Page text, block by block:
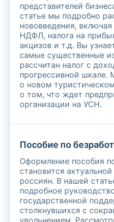
представителей
статье мы подробно
нововведения,
НДФЛ, налога на
акцизов и т.д. Вы
самые существенные
рассчитан налог с
прогрессивной
о новом
о том, что ждет
организации на УСН.
Пособие по
Оформление пособия
становится
россиян. В нашей
подробное
государственной
столкнувшихся с
увольнением.